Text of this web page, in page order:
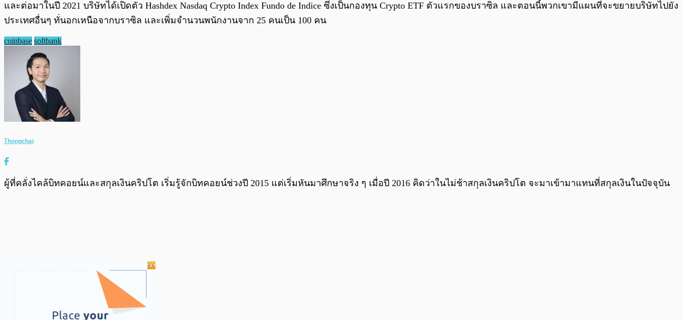
และต่อมาในปี 2021 บริษัทได้เปิดตัว Hashdex Nasdaq Crypto Index Fundo de Indice ซึ่งเป็นกองทุน Crypto ETF ตัวแรกของบราซิล และตอนนี้พวกเขามีแผนที่จะขยายบริษัทไปยัง
ประเทศอื่นๆ ทั่นอกเหนือจากบราซิล และเพิ่มจำนวนพนักงานจาก 25 คนเป็น 100 คน
coinbase softbank
Thongchai
ผู้ที่คลั่งไคล้บิทคอยน์และสกุลเงินคริปโต เริ่มรู้จักบิทคอยน์ช่วงปี 2015 แต่เริ่มหันมาศึกษาจริง ๆ เมื่อปี 2016 คิดว่าในไม่ช้าสกุลเงินคริปโต จะมาเข้ามาแทนที่สกุลเงินในปัจจุบัน